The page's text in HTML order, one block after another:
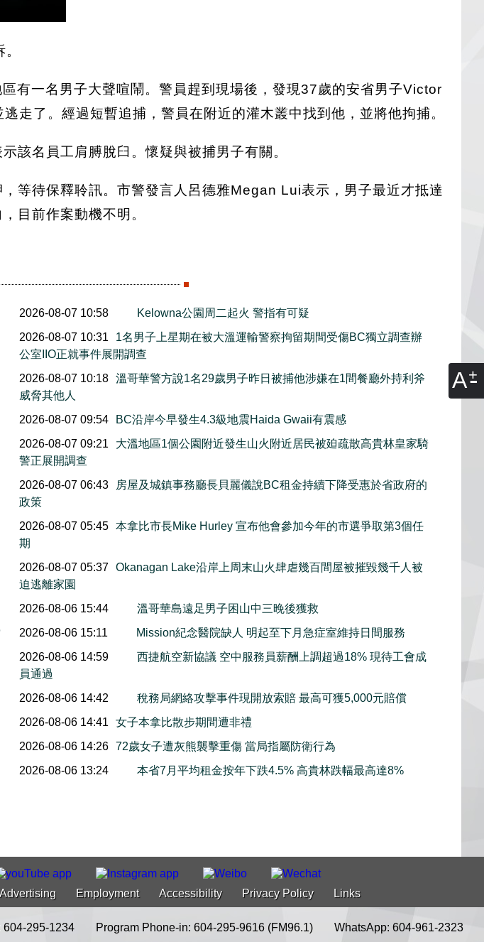
A
有一名男子大聲喧鬧。警員趕到現場後，發現37歲的安省男子Victor
走了。經過短暫追捕，警員在附近的灌木叢中找到他，並將他拘捕。
該名員工肩膊脫臼。懷疑與被捕男子有關。
等待保釋聆訊。市警發言人呂德雅Megan Lui表示，男子最近才抵達
目前作案動機不明。
2026-08-07 10:58
Kelowna公園周二起火 警指有可疑
2026-08-07 10:31
1名男子上星期在被大溫運輸警察拘留期間受傷BC獨立調查辦
公室IIO正就事件展開調查
2026-08-07 10:18
溫哥華警方說1名29歲男子昨日被捕他涉嫌在1間餐廳外持利斧
威脅其他人
2026-08-07 09:54
BC沿岸今早發生4.3級地震Haida Gwaii有震感
2026-08-07 09:21
大溫地區1個公園附近發生山火附近居民被廹疏散高貴林皇家騎
警正展開調查
2026-08-07 06:43
房屋及城鎮事務廳長貝麗儀說BC租金持續下降受惠於省政府的
政策
2026-08-07 05:45
本拿比市長Mike Hurley 宣布他會參加今年的市選爭取第3個任
期
2026-08-07 05:37
Okanagan Lake沿岸上周末山火肆虐幾百間屋被摧毀幾千人被
迫逃離家園
2026-08-06 15:44
溫哥華島遠足男子困山中三晚後獲救
2026-08-06 15:11
Mission紀念醫院缺人 明起至下月急症室維持日間服務
2026-08-06 14:59
西捷航空新協議 空中服務員薪酬上調超過18% 現待工會成
員通過
2026-08-06 14:42
稅務局網絡攻擊事件現開放索賠 最高可獲5,000元賠償
2026-08-06 14:41
女子本拿比散步期間遭非禮
2026-08-06 14:26
72歲女子遭灰熊襲擊重傷 當局指屬防衛行為
2026-08-06 13:24
本省7月平均租金按年下跌4.5% 高貴林跌幅最高達8%
Advertising Employment Accessibility Privacy Policy Links
604-295-1234 Program Phone-in: 604-295-9616 (FM96.1) WhatsApp: 604-961-2323